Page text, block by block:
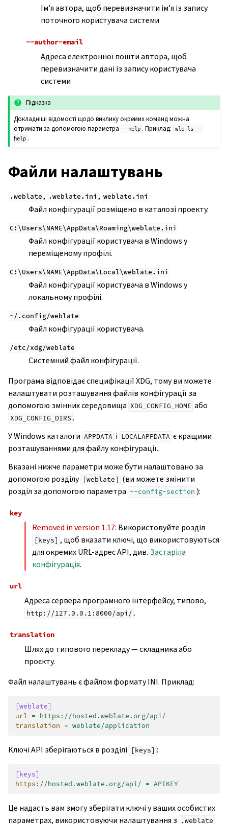
Ім’я автора, щоб перевизначити ім’я із запису
поточного користувача системи
--author-email
Адреса електронної пошти автора, щоб
перевизначити дані із запису користувача
системи
Підказка
Докладніші відомості щодо виклику окремих команд можна
отримати за допомогою параметра
--help . Приклад: wlc ls --
help .
Файли налаштувань
.weblate, .weblate.ini , weblate.ini
Файл конфігурації розміщено в каталозі проекту.
C:\Users\NAME\AppData\Roaming\weblate.ini
Файл конфігурації користувача в Windows у
переміщеному профілі.
C:\Users\NAME\AppData\Local\weblate.ini
Файл конфігурації користувача в Windows у
локальному профілі.
~/.config/weblate
Файл конфігурації користувача.
/etc/xdg/weblate
Системний файл конфігурації.
Програма відповідає специфікації XDG, тому ви можете
налаштувати розташування файлів конфігурації за
допомогою змінних середовища XDG_CONFIG_HOME або
XDG_CONFIG_DIRS .
У Windows каталоги APPDATA і LOCALAPPDATA є кращими
розташуваннями для файлу конфігурації.
Вказані нижче параметри може бути налаштовано за
допомогою розділу [weblate] (ви можете змінити
розділ за допомогою параметра --config-section ):
key
Removed in version 1.17: Використовуйте розділ
[keys] , щоб вказати ключі, що використовуються
для окремих URL-адрес API, див. Застаріла
конфігурація.
url
Адреса сервера програмного інтерфейсу, типово,
http://127.0.0.1:8000/api/ .
translation
Шлях до типового перекладу — складника або
проєкту.
Файл налаштувань є файлом формату INI. Приклад:
[weblate]
url = https://hosted.weblate.org/api/
translation = weblate/application
Ключі API зберігаються в розділі [keys] :
[keys]
https : //hosted.weblate.org/api/ = APIKEY
Це надасть вам змогу зберігати ключі у ваших особистих
параметрах, використовуючи налаштування з
.weblate